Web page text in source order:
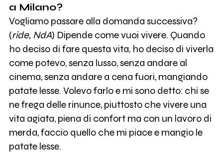
a Milano?
Vogliamo passare alla domanda successiva?
(ride, NdA) Dipende come vuoi vivere. Quando
ho deciso di fare questa vita, ho deciso di viverla
come potevo, senza lusso, senza andare al
cinema, senza andare a cena fuori, mangiando
patate lesse. Volevo farlo e mi sono detto: chi se
ne frega delle rinunce, piuttosto che vivere una
vita agiata, piena di confort ma con un lavoro di
merda, faccio quello che mi piace e mangio le
patate lesse.